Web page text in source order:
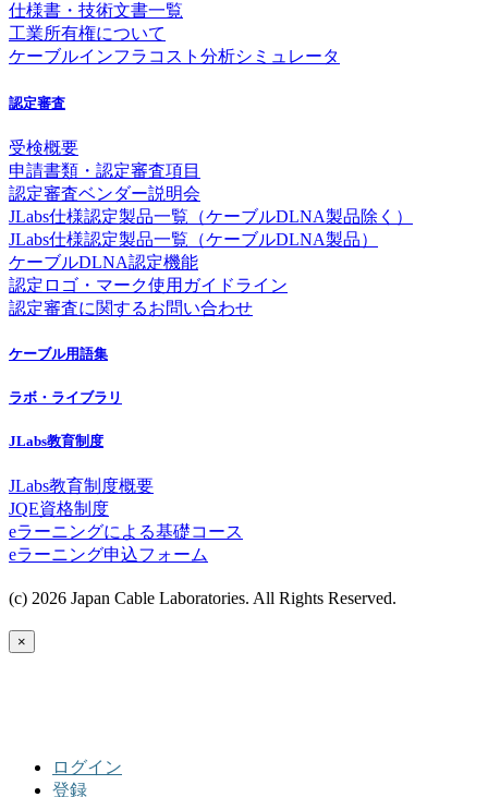
仕様書・技術文書一覧
工業所有権について
ケーブルインフラコスト分析シミュレータ
認定審査
受検概要
申請書類・認定審査項目
認定審査ベンダー説明会
JLabs仕様認定製品一覧（ケーブルDLNA製品除く）
JLabs仕様認定製品一覧（ケーブルDLNA製品）
ケーブルDLNA認定機能
認定ロゴ・マーク使用ガイドライン
認定審査に関するお問い合わせ
ケーブル用語集
ラボ・ライブラリ
JLabs教育制度
JLabs教育制度概要
JQE資格制度
eラーニングによる基礎コース
eラーニング申込フォーム
(c) 2026 Japan Cable Laboratories. All Rights Reserved.
×
ログイン
登録